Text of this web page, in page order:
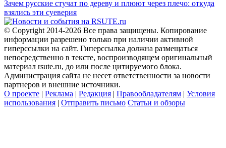
Зачем русские стучат по дереву и плюют через плечо: откуда
взялись эти суеверия
© Copyright 2014-2026 Все права защищены. Копирование
информации разрешено только при наличии активной
гиперссылки на сайт. Гиперссылка должна размещаться
непосредственно в тексте, воспроизводящем оригинальный
материал rsute.ru, до или после цитируемого блока.
Администрация сайта не несет ответственности за новости
партнеров и внешние источники.
О проекте | Реклама | Редакция | Правообладателям | Условия
использования | Отправить письмо Статьи и обзоры